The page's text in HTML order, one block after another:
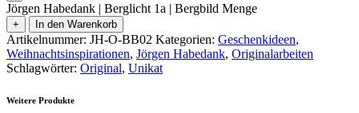
Jörgen Habedank | Berglicht 1a | Bergbild Menge
+ In den Warenkorb
Artikelnummer: JH-O-BB02 Kategorien: Geschenkideen,
Weihnachtsinspirationen, Jörgen Habedank, Originalarbeiten
Schlagwörter: Original, Unikat
Weitere Produkte